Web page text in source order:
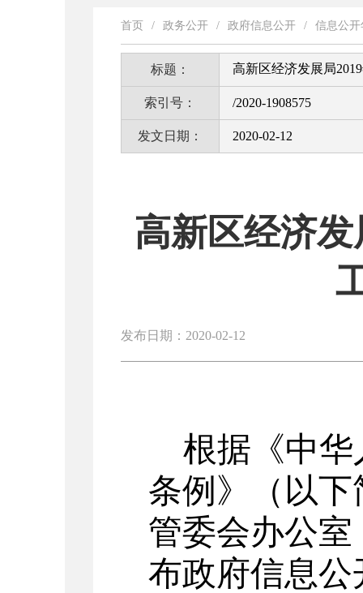
首页 / 政务公开 / 政府信息公开 / 信息公
标题： 高新区经济发展局
索引号： /2020-1908575
发文日期： 2020-02-12
高新区经济
发布日期：2020-02-12
根据《中
条例》（以
管委会办公
布政府信息